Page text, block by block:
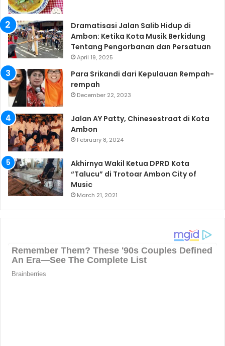
Dramatisasi Jalan Salib Hidup di
Ambon: Ketika Kota Musik Berkidung
Tentang Pengorbanan dan Persatuan
April 19, 2025
Para Srikandi dari Kepulauan Rempah-
rempah
December 22, 2023
Jalan AY Patty, Chinesestraat di Kota
Ambon
February 8, 2024
Akhirnya Wakil Ketua DPRD Kota
“Talucu” di Trotoar Ambon City of
Music
March 21, 2021